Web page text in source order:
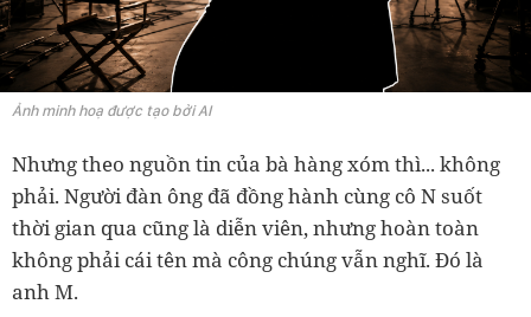
Ảnh minh hoạ được tạo bởi AI
Nhưng theo nguồn tin của bà hàng xóm thì... không
phải. Người đàn ông đã đồng hành cùng cô N suốt
thời gian qua cũng là diễn viên, nhưng hoàn toàn
không phải cái tên mà công chúng vẫn nghĩ. Đó là
anh M.